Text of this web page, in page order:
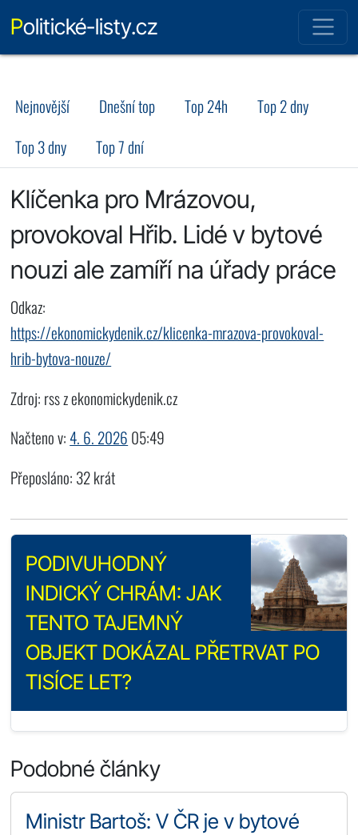
Politické-listy.cz
Nejnovější Dnešní top Top 24h
Top 2 dny
Top 3 dny
Top 7 dní
Klíčenka pro Mrázovou,
provokoval Hřib. Lidé v bytové
nouzi ale zamíří na úřady práce
Odkaz:
https://ekonomickydenik.cz/klicenka-mrazova-provokoval-
hrib-bytova-nouze/
Zdroj: rss z ekonomickydenik.cz
Načteno v: 4. 6. 2026 05:49
Přeposláno: 32 krát
PODIVUHODNÝ
INDICKÝ CHRÁM: JAK
TENTO TAJEMNÝ
OBJEKT DOKÁZAL PŘETRVAT PO
TISÍCE LET?
Podobné články
Ministr Bartoš: V ČR je v bytové